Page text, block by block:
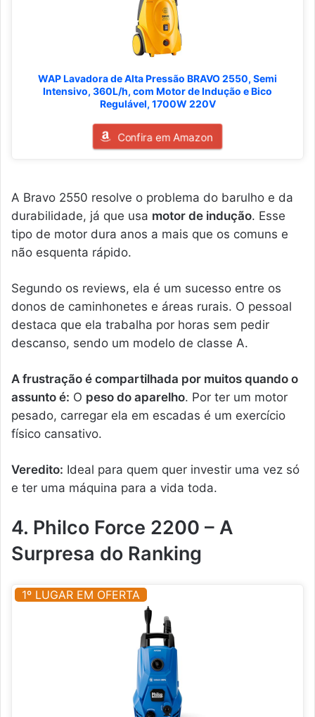
WAP Lavadora de Alta Pressão BRAVO 2550, Semi
Intensivo, 360L/h, com Motor de Indução e Bico
Regulável, 1700W 220V
Confira em Amazon
A Bravo 2550 resolve o problema do barulho e da
durabilidade, já que usa motor de indução. Esse
tipo de motor dura anos a mais que os comuns e
não esquenta rápido.
Segundo os reviews, ela é um sucesso entre os
donos de caminhonetes e áreas rurais. O pessoal
destaca que ela trabalha por horas sem pedir
descanso, sendo um modelo de classe A.
A frustração é compartilhada por muitos quando o
assunto é: O peso do aparelho. Por ter um motor
pesado, carregar ela em escadas é um exercício
físico cansativo.
Veredito: Ideal para quem quer investir uma vez só
e ter uma máquina para a vida toda.
4. Philco Force 2200 – A
Surpresa do Ranking
1º LUGAR EM OFERTA